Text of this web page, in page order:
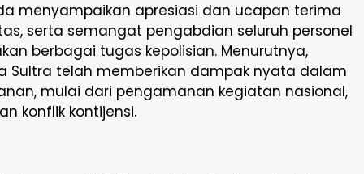
menyampaikan apresiasi dan ucapan terima
serta semangat pengabdian seluruh personel
berbagai tugas kepolisian. Menurutnya,
Sultra telah memberikan dampak nyata dalam
mulai dari pengamanan kegiatan nasional,
konflik kontijensi.